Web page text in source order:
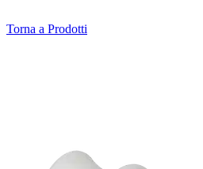
Torna a Prodotti